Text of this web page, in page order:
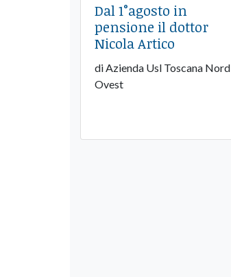
Dal 1°agosto in
pensione il dottor
Nicola Artico
di Azienda Usl Toscana Nord
Ovest